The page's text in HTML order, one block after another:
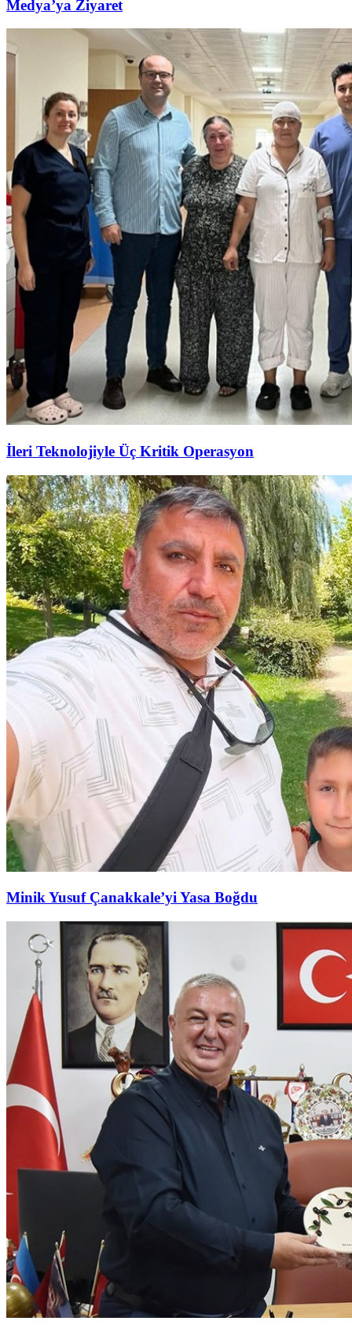
Medya’ya Ziyaret
İleri Teknolojiyle Üç Kritik Operasyon
Minik Yusuf Çanakkale’yi Yasa Boğdu